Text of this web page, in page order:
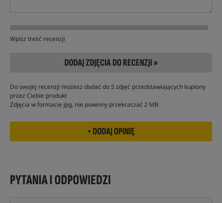
Wpisz treść recenzji
DODAJ ZDJĘCIA DO RECENZJI »
Do swojej recenzji możesz dodać do 5 zdjęć przedstawiających kupiony
przez Ciebie produkt
Zdjęcia w formacie jpg, nie powinny przekraczać 2 MB
PYTANIA I ODPOWIEDZI